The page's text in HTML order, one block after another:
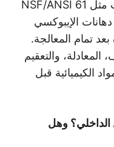
الاحترافية المعتمدة تحمل شهادات مثل NSF/ANSI 61
الإيبوكسي
تمام المعالجة.
والتعقيم
الكيميائية قبل
الداخلي؟ وهل